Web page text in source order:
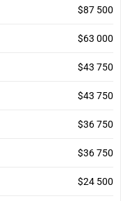
$87 500
$63 000
$43 750
$43 750
$36 750
$36 750
$24 500